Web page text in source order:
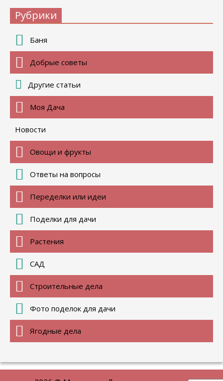
Рубрики
Баня
Добрые советы
Другие статьи
Моя Дача
Новости
Овощи и фрукты
Ответы на вопросы
Переделки или идеи
Поделки для дачи
Растения
САД
Строительные дела
Фото поделок для дачи
Ягодные дела